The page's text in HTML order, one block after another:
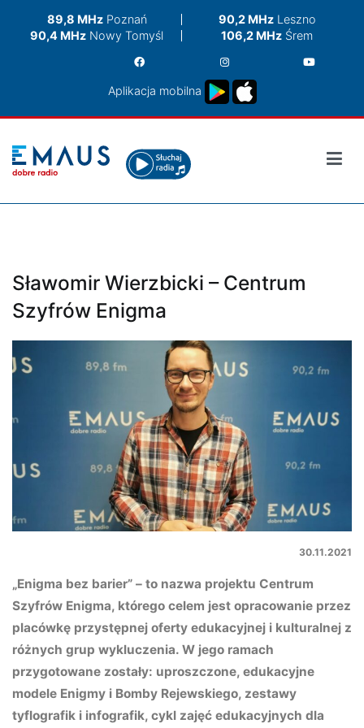
89,8 MHzPoznań 90,2 MHzLeszno
90,4 MHz Nowy Tomyśl 106,2 MHz Śrem
Aplikacja mobilna
Sławomir Wierzbicki – Centrum
Szyfrów Enigma
30.11.2021
„Enigma bez barier” – to nazwa projektu Centrum
Szyfrów Enigma, którego celem jest opracowanie przez
placówkę przystępnej oferty edukacyjnej i kulturalnej z
różnych grup wykluczenia. W jego ramach
przygotowane zostały: uproszczone, edukacyjne
modele Enigmy i Bomby Rejewskiego, zestawy
tyflografik i infografik, cykl zajęć edukacyjnych dla